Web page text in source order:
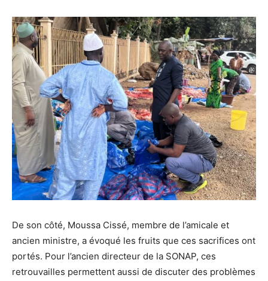
De son côté, Moussa Cissé, membre de l’amicale et
ancien ministre, a évoqué les fruits que ces sacrifices ont
portés. Pour l’ancien directeur de la SONAP, ces
retrouvailles permettent aussi de discuter des problèmes